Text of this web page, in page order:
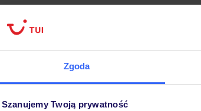
Zgoda
Szanujemy Twoją prywatność
z osobą trzecią wymagana jest pisemna
w języku angielskim i poświadczony